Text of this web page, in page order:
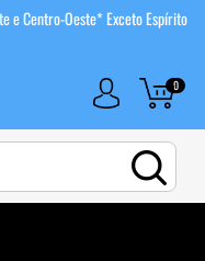
e Centro-Oeste* Exceto Espírito
0